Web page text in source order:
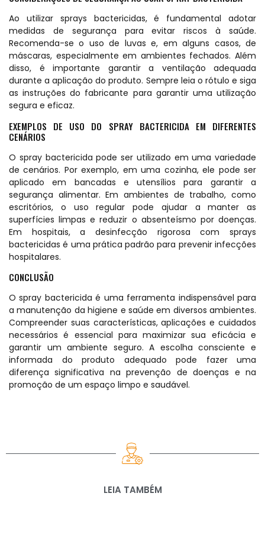
Ao utilizar sprays bactericidas, é fundamental adotar
medidas de segurança para evitar riscos à saúde.
Recomenda-se o uso de luvas e, em alguns casos, de
máscaras, especialmente em ambientes fechados. Além
disso, é importante garantir a ventilação adequada
durante a aplicação do produto. Sempre leia o rótulo e siga
as instruções do fabricante para garantir uma utilização
segura e eficaz.
EXEMPLOS DE USO DO SPRAY BACTERICIDA EM DIFERENTES
CENÁRIOS
O spray bactericida pode ser utilizado em uma variedade
de cenários. Por exemplo, em uma cozinha, ele pode ser
aplicado em bancadas e utensílios para garantir a
segurança alimentar. Em ambientes de trabalho, como
escritórios, o uso regular pode ajudar a manter as
superfícies limpas e reduzir o absenteísmo por doenças.
Em hospitais, a desinfecção rigorosa com sprays
bactericidas é uma prática padrão para prevenir infecções
hospitalares.
CONCLUSÃO
O spray bactericida é uma ferramenta indispensável para
a manutenção dahigiene e saúde em diversos ambientes.
Compreender suas características, aplicações e cuidados
necessários é essencial para maximizar sua eficácia e
garantir um ambiente seguro. A escolha consciente e
informada do produto adequado pode fazer uma
diferença significativa na prevenção de doenças e na
promoção de um espaço limpo e saudável.
LEIA TAMBÉM